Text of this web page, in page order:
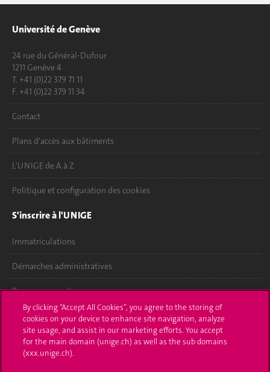
Université de Genève
24 rue du Général-Dufour
1211 Genève 4
T. +41 (0)22 379 71 11
F. +41 (0)22 379 11 34
Contact
Plans d'accès aux bâtiments
L'UNIGE de A à Z
Politique et configuration des cookies
S'inscrire à l'UNIGE
Immatriculations
Démarches administratives
Poser une question
L'UNIGE vous informe
UNIGE Mobile
By clicking “Accept All Cookies”, you agree to the storing of
cookies on your device to enhance site navigation, analyze
site usage, and assist in our marketing efforts. You accept
for the main domain (unige.ch) as well as the sub domains
(xxx.unige.ch).